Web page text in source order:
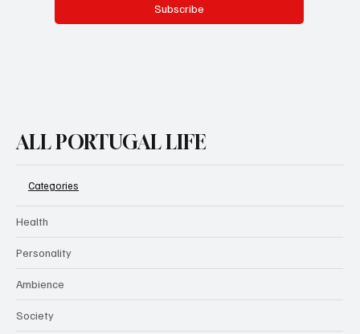
Subscribe
ALL PORTUGAL LIFE
Categories
Health
Personality
Ambience
Society